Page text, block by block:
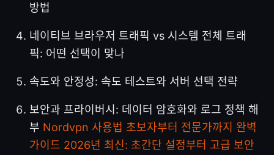
방법
네이티브 브라우저 트래픽 vs 시스템 전체 트래
픽: 어떤 선택이 맞나
속도와 안정성: 속도 테스트와 서버 선택 전략
보안과 프라이버시: 데이터 암호화와 로그 정책 해
부 Nordvpn 사용법 초보자부터 전문가까지 완벽
가이드 2026년 최신: 초간단 설정부터 고급 보안